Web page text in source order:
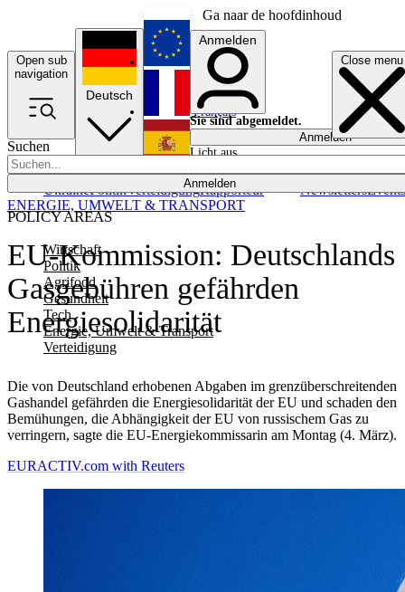
Ga naar de hoofdinhoud
Open sub
navigation
Close menu
Suchen
Anmelden
POLICY AREAS
Wirtschaft
Politik
Agrifood
Gesundheit
Tech
Energie, Umwelt & Transport
Verteidigung
UkrainePolitikVerteidigungRapporteur NewslettersEvents
Deutsch
English
Français
Anmelden
Sie sind abgemeldet.
Anmelden
Licht aus
EU-Kommission: Deutschlands
Gasgebühren gefährden
Energiesolidarität
Die von Deutschland erhobenen Abgaben im grenzüberschreitenden
Gashandel gefährden die Energiesolidarität der EU und schaden den
Bemühungen, die Abhängigkeit der EU von russischem Gas zu
verringern, sagte die EU-Energiekommissarin am Montag (4. März).
ENERGIE, UMWELT & TRANSPORT
EURACTIV.com with Reuters